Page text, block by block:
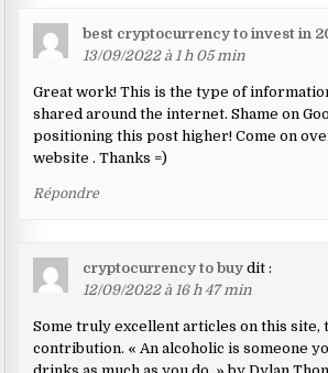
best cryptocurrency to invest in
13/09/2022 à 1 h 05 min
Great work! This is the type of
shared around the internet. Shame on
positioning this post higher! Come on
website . Thanks =)
Répondre
cryptocurrency to buy dit :
12/09/2022 à 16 h 47 min
Some truly excellent articles on this site,
contribution. « An alcoholic is someone